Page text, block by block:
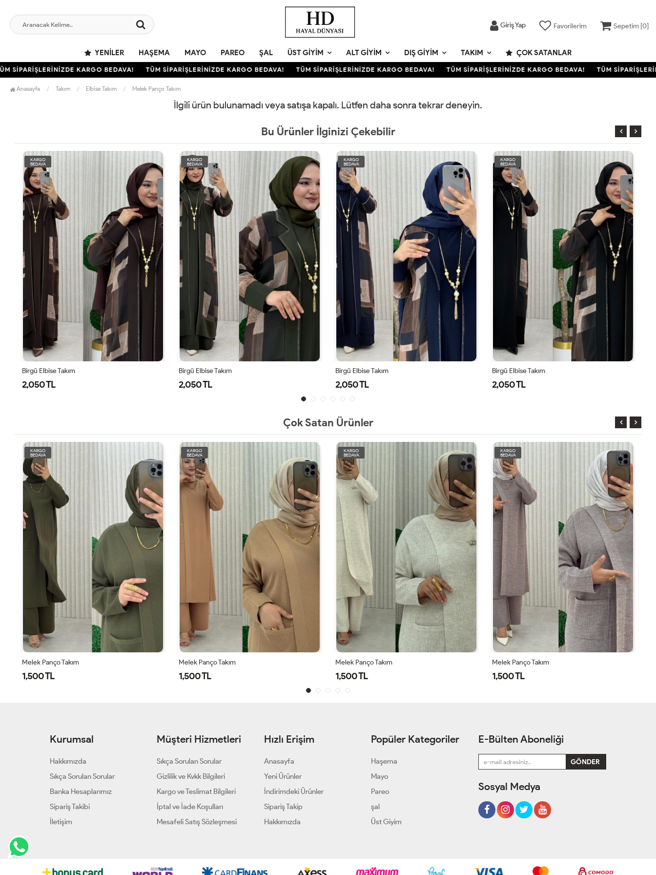
Giriş Yap Favorilerim Sepetim [0]
YENILER HAŞEMA MAYO PAREO ŞAL ÜST GIYIM ALT GIYIM DIŞ GIYIM TAKIM ÇOK SATANLAR
SİPARİŞLERİNİZDE KARGO BEDAVA! TÜM SİPARİŞLERİNİZDE KARGO BEDAVA! TÜM SİPARİŞLERİNİZDE KARGO BEDAVA! TÜM SİPARİŞLERİNİZDE KARGO BEDAVA! TÜM
Anasayfa Takım Elbise Takım Melek Panço Takım
İlgili ürün bulunamadı veya satışa kapalı. Lütfen daha sonra tekrar deneyin.
Bu Ürünler İlginizi Çekebilir
KARGO
BEDAVA
Birgü Elbise Takım
2,050 TL
KARGO
BEDAVA
Birgü Elbise Takım
2,050 TL
KARGO
BEDAVA
Birgü Elbise Takım
2,050 TL
KARGO
BEDAVA
Birgü Elbise Takım
2,050 TL
Çok Satan Ürünler
KARGO
BEDAVA
Melek Panço Takım
1,500 TL
KARGO
BEDAVA
Melek Panço Takım
1,500 TL
KARGO
BEDAVA
Melek Panço Takım
1,500 TL
KARGO
BEDAVA
Melek Panço Takım
1,500 TL
Kurumsal
Hakkımızda
Sıkça Sorulan Sorular
Banka Hesaplarımız
Sipariş Takibi
İletişim
Müşteri Hizmetleri
Sıkça Sorulan Sorular
Gizlilik ve Kvkk Bilgileri
Kargo ve Teslimat Bilgileri
İptal ve İade Koşulları
Mesafeli Satış Sözleşmesi
Hızlı Erişim
Anasayfa
Yeni Ürünler
İndirimdeki Ürünler
Sipariş Takip
Hakkımızda
Popüler Kategoriler
Haşema
Mayo
Pareo
şal
Üst Giyim
E-Bülten Aboneliği
Sosyal Medya